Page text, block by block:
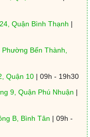
Quận Bình Thạnh |
Bến Thành,
Quận 10| 09h - 19h30
9, Quận Phú Nhuận |
B, Bình Tân | 09h -